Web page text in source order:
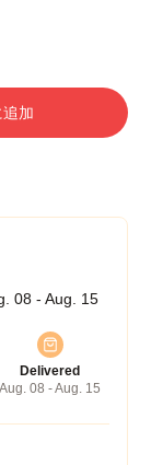
加
08 - Aug. 15
Delivered
Aug. 08 - Aug. 15